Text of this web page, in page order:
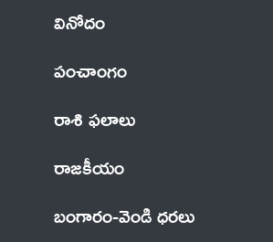
వినోదం
పంచాంగం
రాశి ఫలాలు
రాజకీయం
బంగారం-వెండి ధరలు